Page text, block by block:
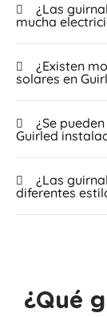
¿Las
mucha
¿Existen
solares en
¿Se
Guirled
¿Las
diferentes
¿Qué